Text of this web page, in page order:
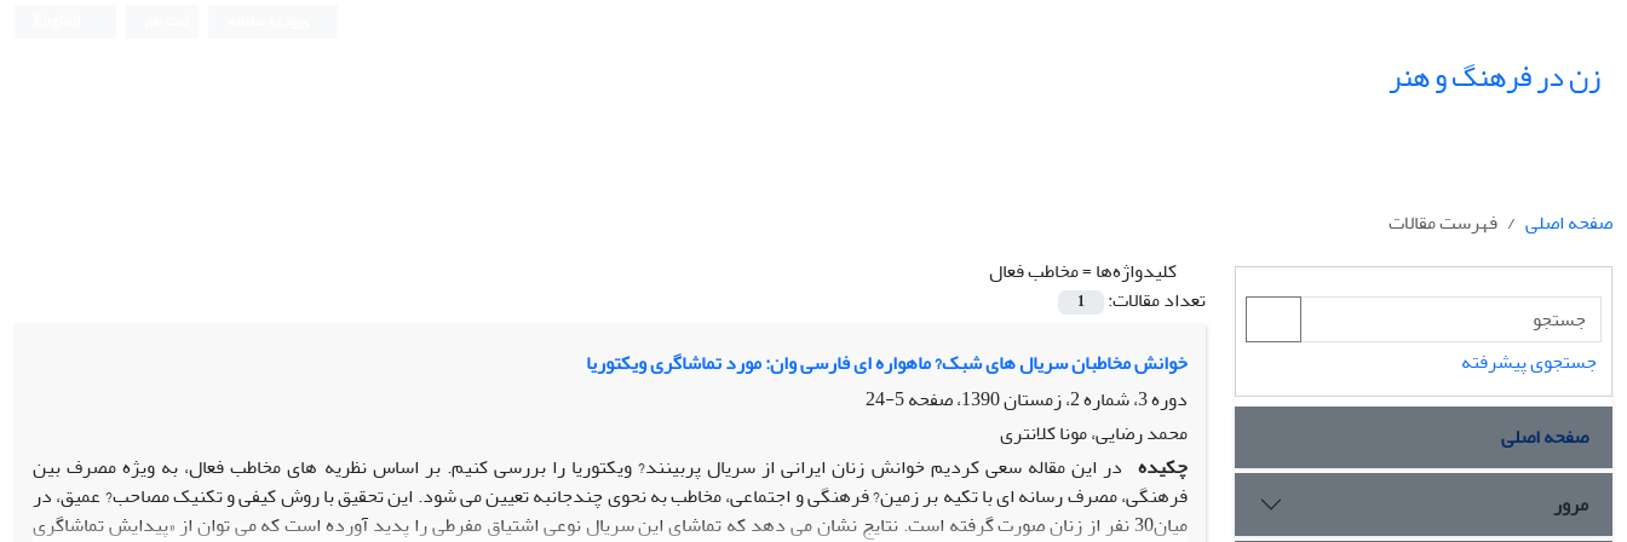
زن در فرهنگ و هنر
صفحه اصلی
فهرست مقالات
کلیدواژه‌ها =مخاطب فعال
تعداد مقالات:
1
خوانش مخاطبان سریال های شبک? ماهواره ای فارسی وان: مورد تماشاگری ویکتوریا
دوره 3، شماره 2، زمستان 1390، صفحه
5-24
محمد رضایی، مونا کلانتری
چکیده در این مقاله سعی کردیم خوانش زنان ایرانی از سریال پربینند? ویکتوریا را بررسی کنیم. بر اساس نظریه های مخاطب فعال، به ویژه مصرف بین
فرهنگی، مصرف رسانه ای با تکیه بر زمین? فرهنگی و اجتماعی، مخاطب به نحوی چندجانبه تعیین می شود. این تحقیق با روش کیفی و تکنیک مصاحب? عمیق، در
میان30 نفر از زنان صورت گرفته است. نتایج نشان می دهد که تماشای این سریال نوعی اشتیاق مفرطی را پدید آورده است که می توان از «پیدایش تماشاگری
جستجوی پیشرفته
صفحه اصلی
مرور